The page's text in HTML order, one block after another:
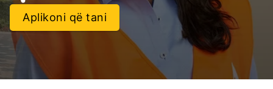
Aplikoni që tani